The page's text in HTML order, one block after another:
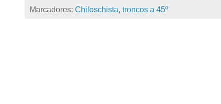
Marcadores: Chiloschista, troncos a 45º